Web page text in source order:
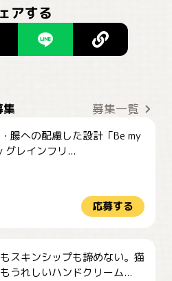
アする
集 募集一覧
腸への配慮した設計「Be my
グレインフリ...
応募する
スキンシップも諦めない。猫
うれしいハンドクリーム...